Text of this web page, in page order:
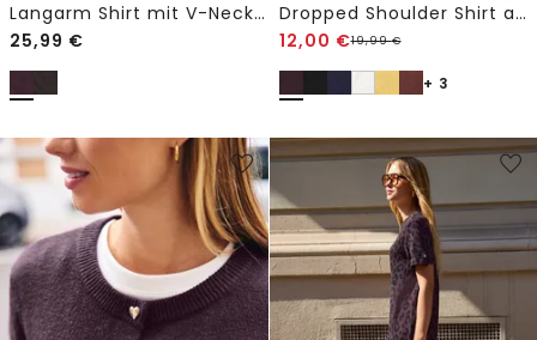
Langarm Shirt mit V-Neck und Spitze
25,99 €
Dropped Shoulder Shirt aus Jersey
12,00 €19,99€
+ 3